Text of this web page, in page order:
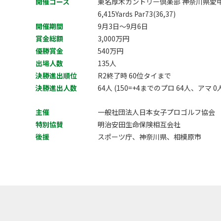
6,415Yards Par73(36,37)
開催期間
9月3日～9月6日
賞金総額
3,000万円
優勝賞金
540万円
出場人数
135人
決勝進出順位
R2終了時 60位タイまで
決勝進出人数
64人 (150=+4までのプロ 64人、アマ 0
主催
一般社団法人日本女子プロゴルフ協会
特別協賛
明治安田生命保険相互会社
後援
スポーツ庁、神奈川県、相模原市